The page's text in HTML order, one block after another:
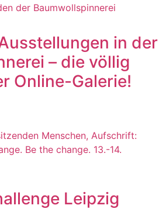
in der
– die völlig
Online-Galerie!
Leipzig